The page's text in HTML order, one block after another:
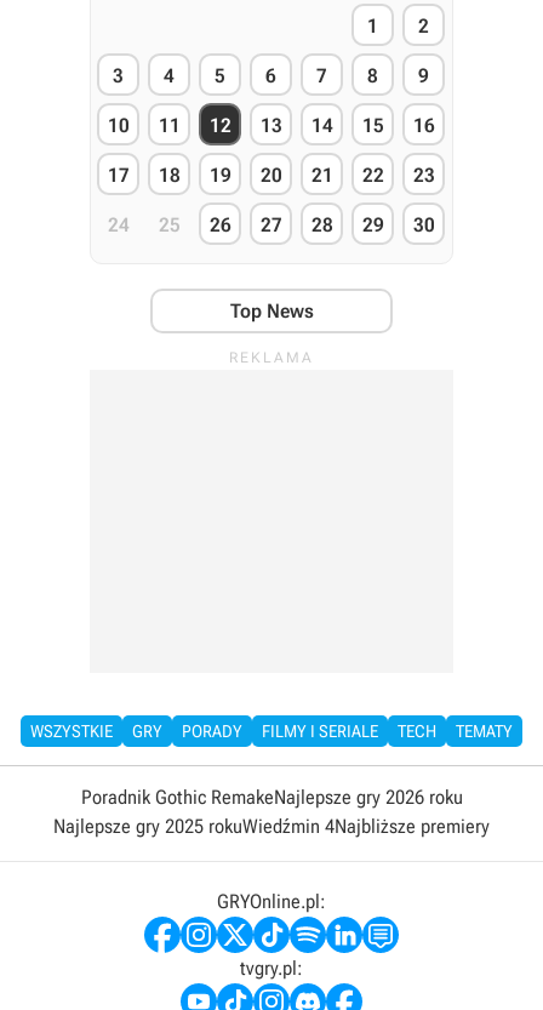
1 2
3 4 5 6 7 8 9
10 11 12 13 14 15 16
17 18 19 20 21 22 23
24 25 26 27 28 29 30
Top News
WSZYSTKIE GRY PORADY FILMY I SERIALE TECH TEMATY
Poradnik Gothic RemakeNajlepsze gry 2026 roku
Najlepsze gry 2025 rokuWiedźmin 4Najbliższe premiery
GRYOnline.pl:
tvgry.pl: